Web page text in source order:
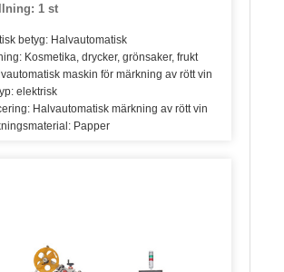
1 st
betyg: Halvautomatisk
Kosmetika, drycker, grönsaker, frukt
maskin för märkning av rött vin
elektrisk
Halvautomatisk märkning av rött vin
Papper